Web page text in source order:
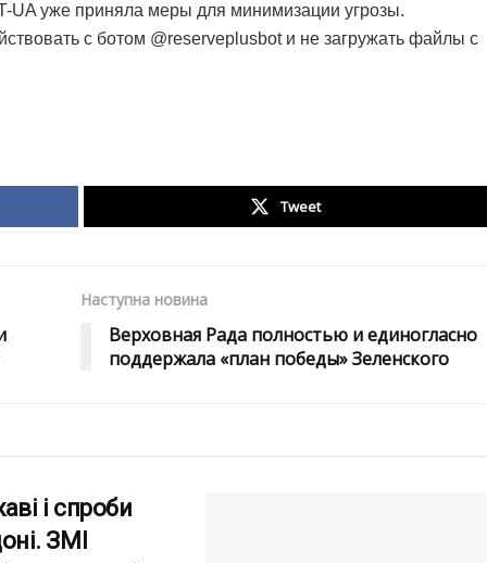
UA уже приняла меры для минимизации угрозы.
с ботом @reserveplusbot и не загружать файлы с
Tweet
Наступна новина
Верховная Рада полностью и единогласно
поддержала «план победы» Зеленского
і спроби
ЗМІ